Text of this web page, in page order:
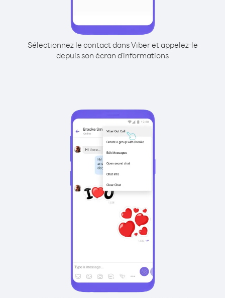
Sélectionnez le contact dans Viber et appelez-le
depuis son écran d'informations